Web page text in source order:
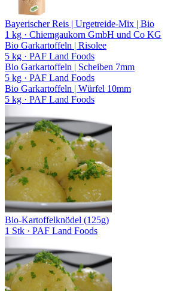
Bayerischer Reis | Urgetreide-Mix | Bio
1 kg · Chiemgaukorn GmbH und Co KG
Bio Garkartoffeln | Risolee
5 kg · PAF Land Foods
Bio Garkartoffeln | Scheiben 7mm
5 kg · PAF Land Foods
Bio Garkartoffeln | Würfel 10mm
5 kg · PAF Land Foods
Bio-Kartoffelknödel (125g)
1 Stk · PAF Land Foods